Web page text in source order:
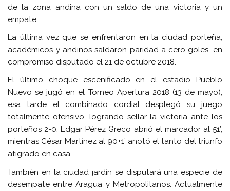
de la zona andina con un saldo de una victoria y un
empate.
La última vez que se enfrentaron en la ciudad porteña,
académicos y andinos saldaron paridad a cero goles, en
compromiso disputado el 21 de octubre 2018.
El último choque escenificado en el estadio Pueblo
Nuevo se jugó en el Torneo Apertura 2018 (13 de mayo),
esa tarde el combinado cordial desplegó su juego
totalmente ofensivo, logrando sellar la victoria ante los
porteños 2-0; Edgar Pérez Greco abrió el marcador al 51’,
mientras César Martínez al 90+1’ anotó el tanto del triunfo
atigrado en casa.
También en la ciudad jardín se disputará una especie de
desempate entre Aragua y Metropolitanos. Actualmente